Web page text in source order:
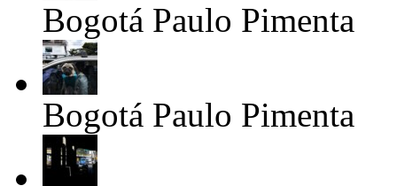
Bogotá Paulo Pimenta
Bogotá Paulo Pimenta